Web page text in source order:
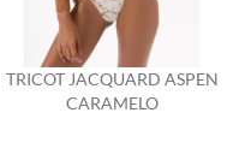
TRICOT JACQUARD ASPEN
CARAMELO